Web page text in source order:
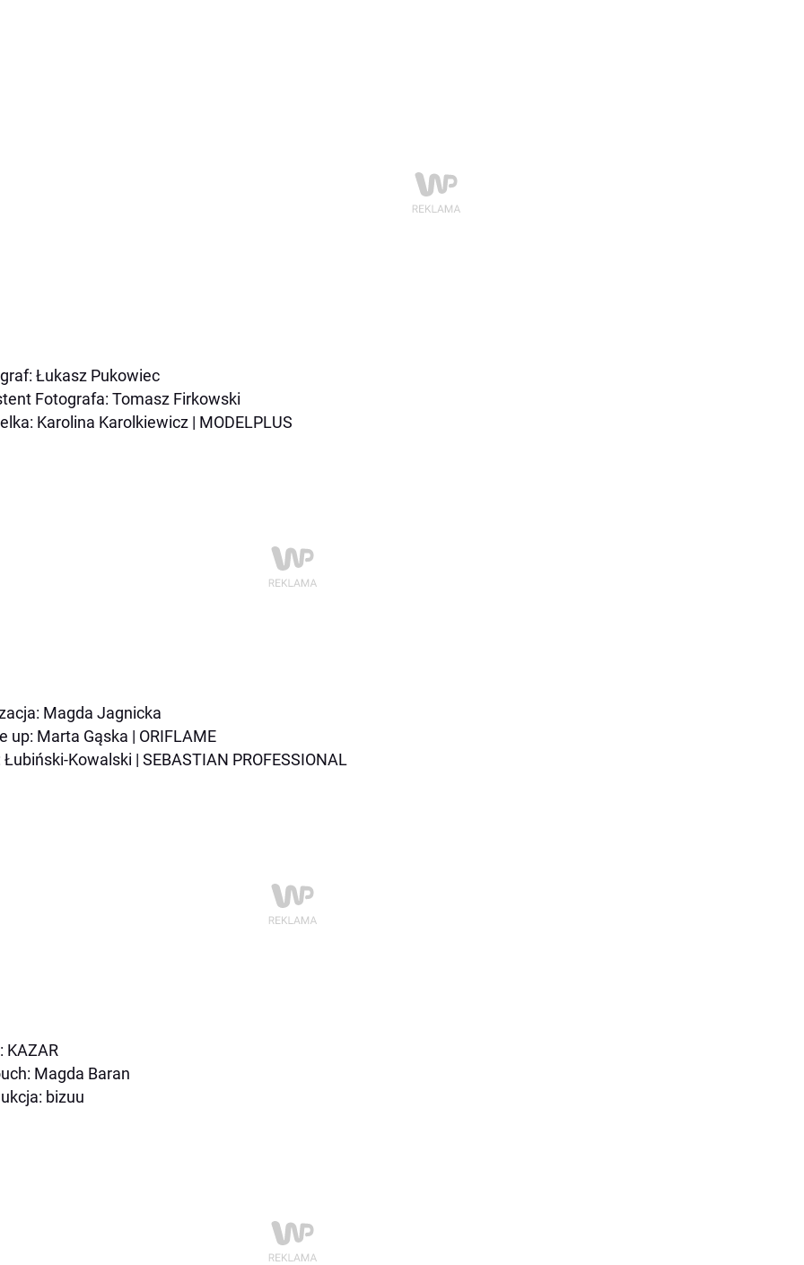
Łukasz Pukowiec
Fotografa: Tomasz Firkowski
Karolina Karolkiewicz | MODELPLUS
Magda Jagnicka
up: Marta Gąska | ORIFLAME
Łubiński-Kowalski | SEBASTIAN PROFESSIONAL
KAZAR
Magda Baran
bizuu